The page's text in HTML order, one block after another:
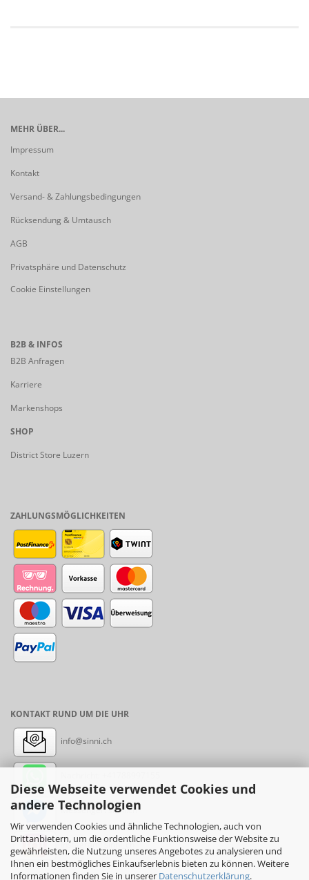
Diese Webseite verwendet Cookies und
andere Technologien
Wir verwenden Cookies und ähnliche Technologien, auch von
Drittanbietern, um die ordentliche Funktionsweise der Website zu
gewährleisten, die Nutzung unseres Angebotes zu analysieren und
Ihnen ein bestmögliches Einkaufserlebnis bieten zu können. Weitere
Informationen finden Sie in unserer Datenschutzerklärung.
MEHR ÜBER...
Impressum
Kontakt
Versand- & Zahlungsbedingungen
Rücksendung & Umtausch
AGB
Privatsphäre und Datenschutz
Cookie Einstellungen
B2B & INFOS
B2B Anfragen
Karriere
Markenshops
SHOP
District Store Luzern
ZAHLUNGSMÖGLICHKEITEN
KONTAKT RUND UM DIE UHR
info@sinni.ch
Messenger: sinni.ch
Instagram: sinni_ch